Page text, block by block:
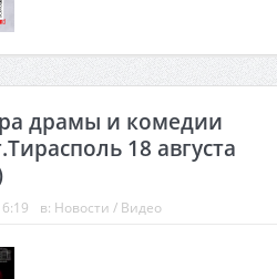
драмы и комедии
18 августа
в: Новости / Видео